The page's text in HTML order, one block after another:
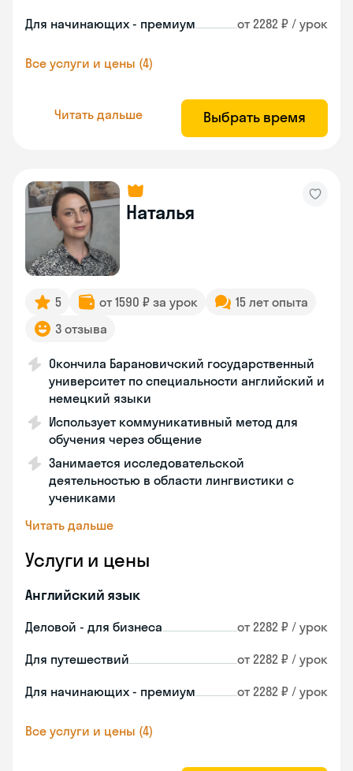
Для начинающих - премиум от 2282 ₽ / урок
Все услуги и цены (4)
Читать дальше Выбрать время
Наталья
5 от 1590 ₽ за урок
15 лет опыта
3 отзыва
Окончила Барановичский государственный
университет по специальности английский и
немецкий языки
Использует коммуникативный метод для
обучения через общение
Занимается исследовательской
деятельностью в области лингвистики с
учениками
Читать дальше
Услуги и цены
Английский язык
Деловой - для бизнеса от 2282 ₽ / урок
Для путешествий от 2282 ₽ / урок
Для начинающих - премиум от 2282 ₽ / урок
Все услуги и цены (4)